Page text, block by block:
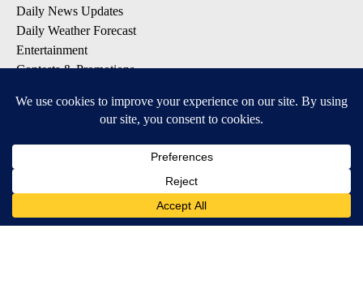
Daily News Updates
Daily Weather Forecast
Entertainment
Contests & Promotions
DOWNLOAD OUR APPS
Available for iOS and Android